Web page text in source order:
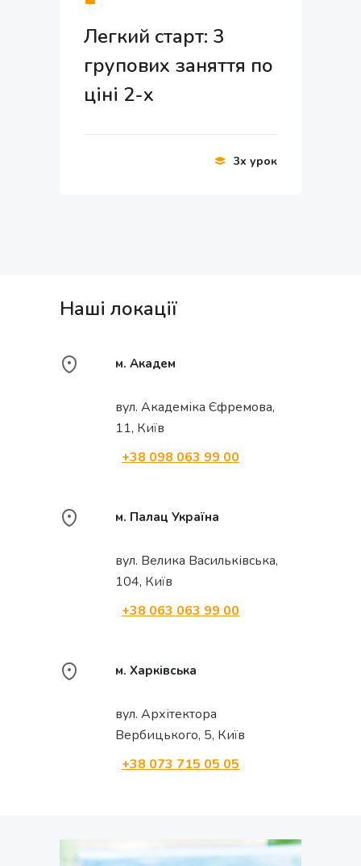
Легкий старт: 3
групових заняття по
ціні 2-х
3x урок
Наші локації
м. Академ
вул. Академіка Єфремова,
11, Київ
+38 098 063 99 00
м. Палац Україна
вул. Велика Васильківська,
104, Київ
+38 063 063 99 00
м. Харківська
вул. Архітектора
Вербицького, 5, Київ
+38 073 715 05 05